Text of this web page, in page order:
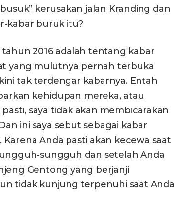
kerusakan jalan Kranding dan
kabar buruk itu?
2016 adalah tentang kabar
yang mulutnya pernah terbuka
tak terdengar kabarnya. Entah
kehidupan mereka, atau
saya tidak akan membicarakan
ini saya sebut sebagai kabar
Anda pasti akan kecewa saat
sungguh dan setelah Anda
Gentong yang berjanji
tidak kunjung terpenuhi saat Anda